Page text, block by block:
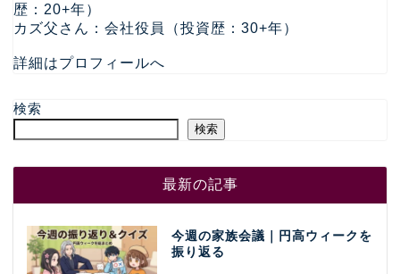
歴：20+年）
カズ父さん：会社役員（投資歴：30+年）
詳細はプロフィールへ
検索
検索
最新の記事
今週の家族会議｜円高ウィークを
振り返る